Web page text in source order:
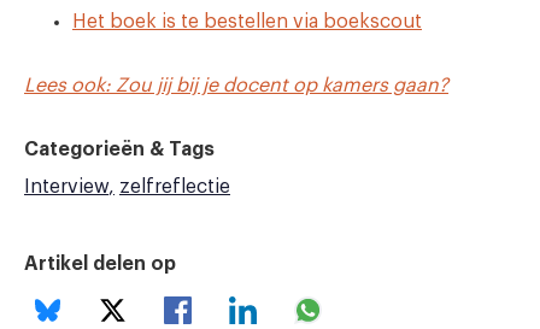
Het boek is te bestellen via boekscout
Lees ook: Zou jij bij je docent op kamers gaan?
Categorieën & Tags
Interview
zelfreflectie
Artikel delen op